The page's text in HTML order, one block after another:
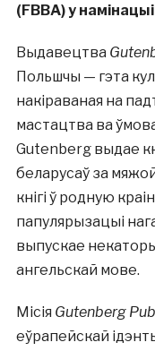
(FBBA) у намінацыі
Выдавецтва
Польшчы — гэта
накіраваная на
мастацтва ва
Gutenberg выдае
беларусаў за
кнігі ў родную
папулярызацыі
выпускае
ангельскай мове.
Місія Gutenberg
еўрапейскай